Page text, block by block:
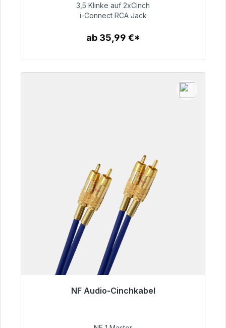
51,99 €
3,5 Klinke auf 2xCinch
i-Connect RCA Jack
ab 35,99 €*
NF Audio-Cinchkabel